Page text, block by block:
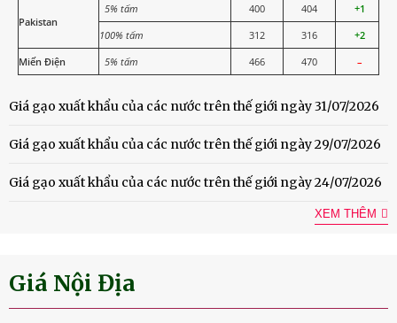
Pakistan
5% tấm 400 404
+1
100% tấm
312 316
+2
Miến Điện
5% tấm 466 470 –
Giá gạo xuất khẩu của các nước trên thế giới ngày 31/07/2026
Giá gạo xuất khẩu của các nước trên thế giới ngày 29/07/2026
Giá gạo xuất khẩu của các nước trên thế giới ngày 24/07/2026
XEM THÊM
Giá Nội Địa